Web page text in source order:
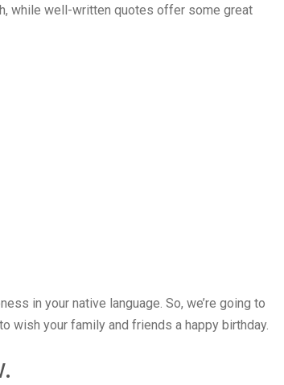
while well-written quotes offer some great
in your native language. So, we’re going to
wish your family and friends a happy birthday.